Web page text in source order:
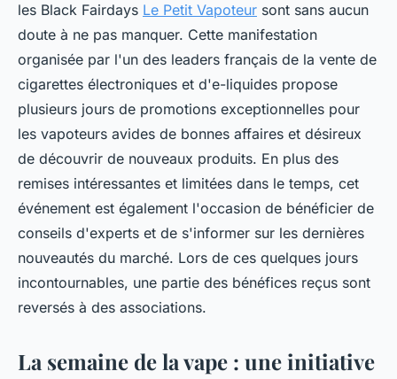
les Black Fairdays Le Petit Vapoteur sont sans aucun
doute à ne pas manquer. Cette manifestation
organisée par l'un des leaders français de la vente de
cigarettes électroniques et d'e-liquides propose
plusieurs jours de promotions exceptionnelles pour
les vapoteurs avides de bonnes affaires et désireux
de découvrir de nouveaux produits. En plus des
remises intéressantes et limitées dans le temps, cet
événement est également l'occasion de bénéficier de
conseils d'experts et de s'informer sur les dernières
nouveautés du marché. Lors de ces quelques jours
incontournables, une partie des bénéfices reçus sont
reversés à des associations.
La semaine de la vape : une initiative